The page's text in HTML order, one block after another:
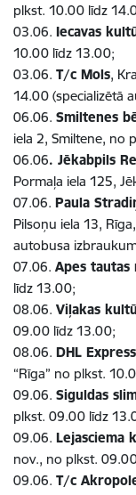
plkst. 10.00 līdz
03.06. Iecavas
10.00 līdz 13.00;
03.06. T/c Mols,
14.00 (specializētā
06.06. Smiltenes
iela 2, Smiltene, no
06.06. Jēkabpils
Pormaļa iela 125,
07.06. Paula
Pilsoņu iela 13,
autobusa
07.06. Apes tautas
līdz 13.00;
08.06. Viļakas
09.00 līdz 13.00;
08.06. DHL
“Rīga” no plkst.
09.06. Siguldas
plkst. 09.00 līdz
09.06. Lejasciema
nov., no plkst.
09.06. T/c